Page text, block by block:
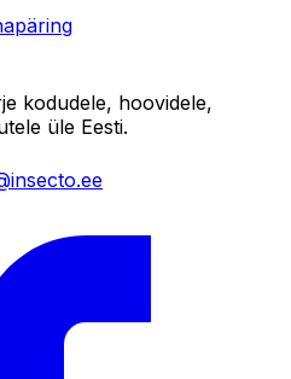
kodudele, hoovidele,
üle Eesti.